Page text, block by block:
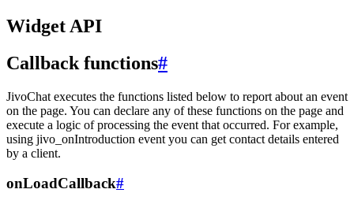
Widget API
Callback functions#
JivoChat executes the functions listed below to report about an event
on the page. You can declare any of these functions on the page and
execute a logic of processing the event that occurred. For example,
using jivo_onIntroduction event you can get contact details entered
by a client.
onLoadCallback#